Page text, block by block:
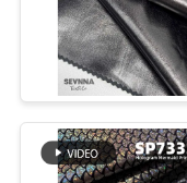
THAM
QUAN
NHÀ
MÁY
Vải